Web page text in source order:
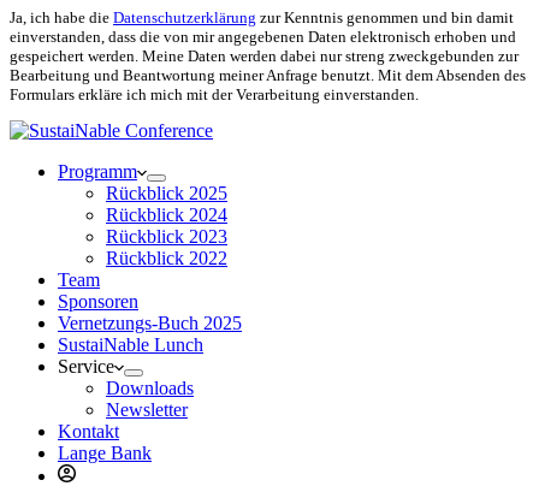
Ja, ich habe die Datenschutzerklärung zur Kenntnis genommen und bin damit
einverstanden, dass die von mir angegebenen Daten elektronisch erhoben und
gespeichert werden. Meine Daten werden dabei nur streng zweckgebunden zur
Bearbeitung und Beantwortung meiner Anfrage benutzt. Mit dem Absenden des
Formulars erkläre ich mich mit der Verarbeitung einverstanden.
Programm
Rückblick 2025
Rückblick 2024
Rückblick 2023
Rückblick 2022
Team
Sponsoren
Vernetzungs-Buch 2025
SustaiNable Lunch
Service
Downloads
Newsletter
Kontakt
Lange Bank